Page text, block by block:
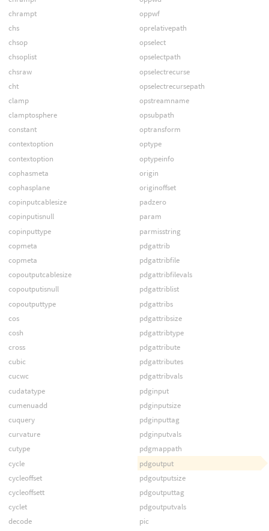
chrampt
chs
chsop
chsoplist
chsraw
cht
clamp
clamptosphere
constant
contextoption
contextoption
cophasmeta
cophasplane
copinputcablesize
copinputisnull
copinputtype
copmeta
copmeta
copoutputcablesize
copoutputisnull
copoutputtype
cos
cosh
cross
cubic
cucwc
cudatatype
cumenuadd
cuquery
curvature
cutype
cycle
cycleoffset
cycleoffsett
cyclet
decode
oppwf
oprelativepath
opselect
opselectpath
opselectrecurse
opselectrecursepath
opstreamname
opsubpath
optransform
optype
optypeinfo
origin
originoffset
padzero
param
parmisstring
pdgattrib
pdgattribfile
pdgattribfilevals
pdgattriblist
pdgattribs
pdgattribsize
pdgattribtype
pdgattribute
pdgattributes
pdgattribvals
pdginput
pdginputsize
pdginputtag
pdginputvals
pdgmappath
pdgoutput
pdgoutputsize
pdgoutputtag
pdgoutputvals
pic